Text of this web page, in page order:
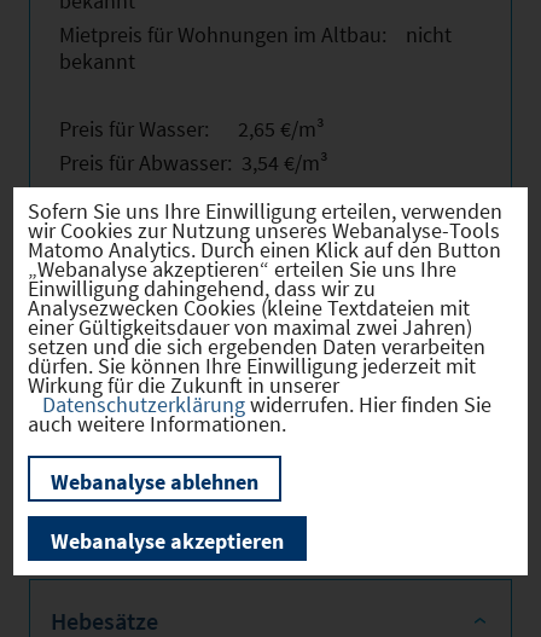
Mietpreis für Wohnungen im Altbau: nicht
bekannt
Preis für Wasser: 2,65 €/m³
Preis für Abwasser: 3,54 €/m³
Bereits ansässiges Gewerbe
Tankstelle, Gastronomie, Einzelhandel,
Baustoffe, Sauna, Dienstleistungsbetriebe,
verschiedene Handwerksbetriebe,
Schreinereien, Kfz-Werkstatt, Pharmazie,
Busunternehmen, Friseur
Breitbandversorgung
Mindestens 30 Mbit/s
Hebesätze
Sofern Sie uns Ihre Einwilligung erteilen, verwenden
wir Cookies zur Nutzung unseres Webanalyse-Tools
Matomo Analytics. Durch einen Klick auf den Button
„Webanalyse akzeptieren“ erteilen Sie uns Ihre
Einwilligung dahingehend, dass wir zu
Analysezwecken Cookies (kleine Textdateien mit
einer Gültigkeitsdauer von maximal zwei Jahren)
setzen und die sich ergebenden Daten verarbeiten
dürfen. Sie können Ihre Einwilligung jederzeit mit
Wirkung für die Zukunft in unserer
Datenschutzerklärungwiderrufen. Hier finden Sie
auch weitere Informationen.
Webanalyse ablehnen
Webanalyse akzeptieren